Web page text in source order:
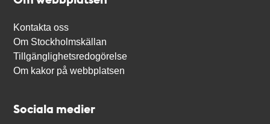
Kontakta oss
Om Stockholmskällan
Tillgänglighetsredogörelse
Om kakor på webbplatsen
Sociala medier